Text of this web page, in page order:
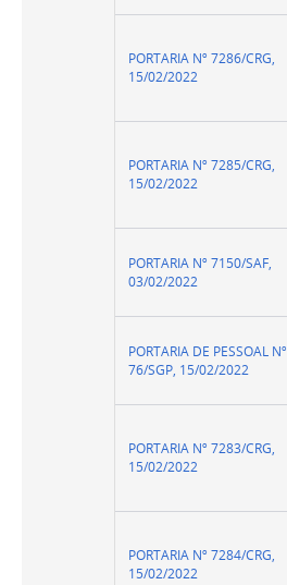
PORTARIA Nº 7286/CRG,
15/02/2022
PORTARIA Nº 7285/CRG,
15/02/2022
PORTARIA Nº 7150/SAF,
03/02/2022
PORTARIA DE PESSOAL Nº
76/SGP, 15/02/2022
PORTARIA Nº 7283/CRG,
15/02/2022
PORTARIA Nº 7284/CRG,
15/02/2022